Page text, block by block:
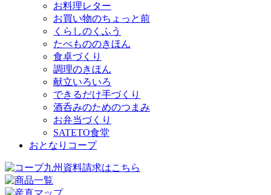
お料理レター
お買い物のちょっと前
くらしのくふう
たべもののきほん
食卓づくり
調理のきほん
献立いろいろ
できるだけ手づくり
酒呑みのためのつまみ
お弁当づくり
SATETO食堂
おとなりコープ